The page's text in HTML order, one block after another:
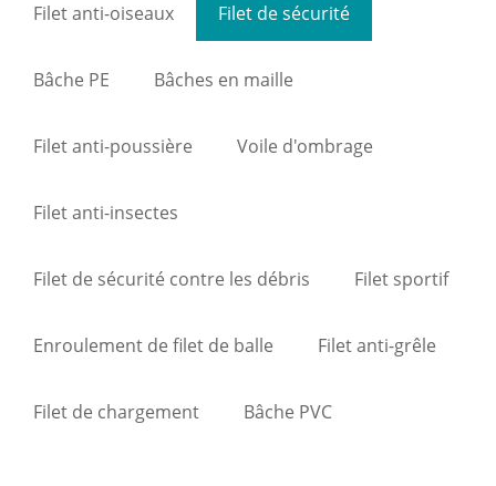
Filet anti-oiseaux Filet de sécurité
Bâche PE Bâches en maille
Filet anti-poussière Voile d'ombrage
Filet anti-insectes
Filet de sécurité contre les débris Filet sportif
Enroulement de filet de balle Filet anti-grêle
Filet de chargement Bâche PVC